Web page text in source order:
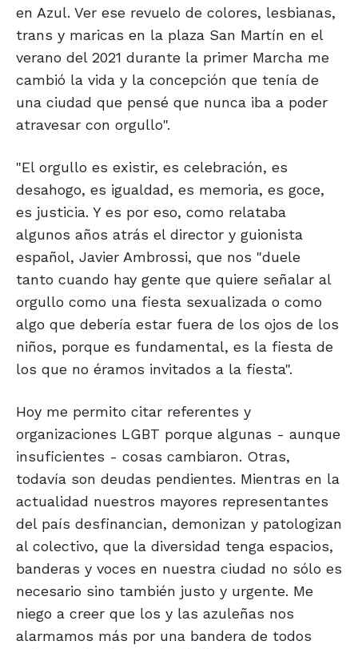
en Azul. Ver ese revuelo de colores, lesbianas,
trans y maricas en la plaza San Martín en el
verano del 2021 durante la primer Marcha me
cambió la vida y la concepción que tenía de
una ciudad que pensé que nunca iba a poder
atravesar con orgullo".
"El orgullo es existir, es celebración, es
desahogo, es igualdad, es memoria, es goce,
es justicia. Y es por eso, como relataba
algunos años atrás el director y guionista
español, Javier Ambrossi, que nos "duele
tanto cuando hay gente que quiere señalar al
orgullo como una fiesta sexualizada o como
algo que debería estar fuera de los ojos de los
niños, porque es fundamental, es la fiesta de
los que no éramos invitados a la fiesta".
Hoy me permito citar referentes y
organizaciones LGBT porque algunas - aunque
insuficientes - cosas cambiaron. Otras,
todavía son deudas pendientes. Mientras en la
actualidad nuestros mayores representantes
del país desfinancian, demonizan y patologizan
al colectivo, que la diversidad tenga espacios,
banderas y voces en nuestra ciudad no sólo es
necesario sino también justo y urgente. Me
niego a creer que los y las azuleñas nos
alarmamos más por una bandera de todos